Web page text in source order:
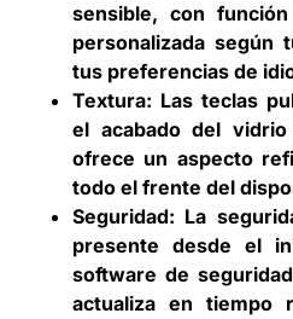
sensible, con
personalizada
tus preferencias de
Textura: Las teclas
el acabado del
ofrece un aspecto
todo el frente del
Seguridad: La
presente desde el
software de
actualiza en tiempo